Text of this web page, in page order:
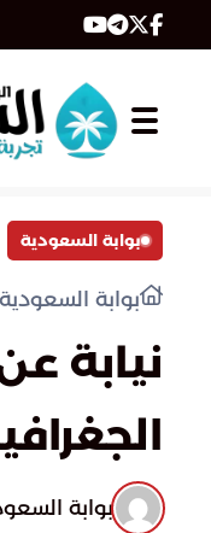
بوابة السعودية
بوابة السعودية
نيابة
بوابة